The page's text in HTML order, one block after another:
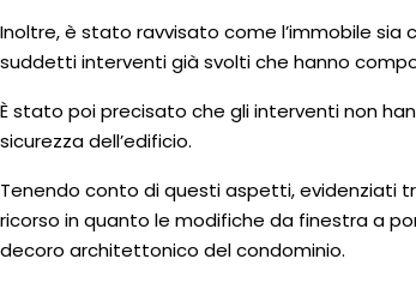
Inoltre, è stato ravvisato come l’immobile
suddetti interventi già svolti che hanno
È stato poi precisato che gli interventi non
sicurezza dell’edificio.
Tenendo conto di questi aspetti, evidenziati
ricorso in quanto le modifiche da finestra a
decoro architettonico del condominio.